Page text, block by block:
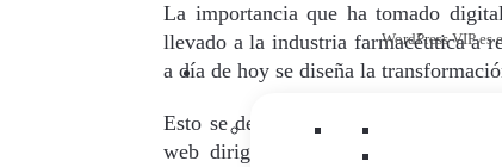
WordPress VIP
La importancia que ha tomado
llevado a la industria farmacéutica a
a día de hoy se diseña la
Esto se debe a que a pesar de
web dirigidas a médicos o